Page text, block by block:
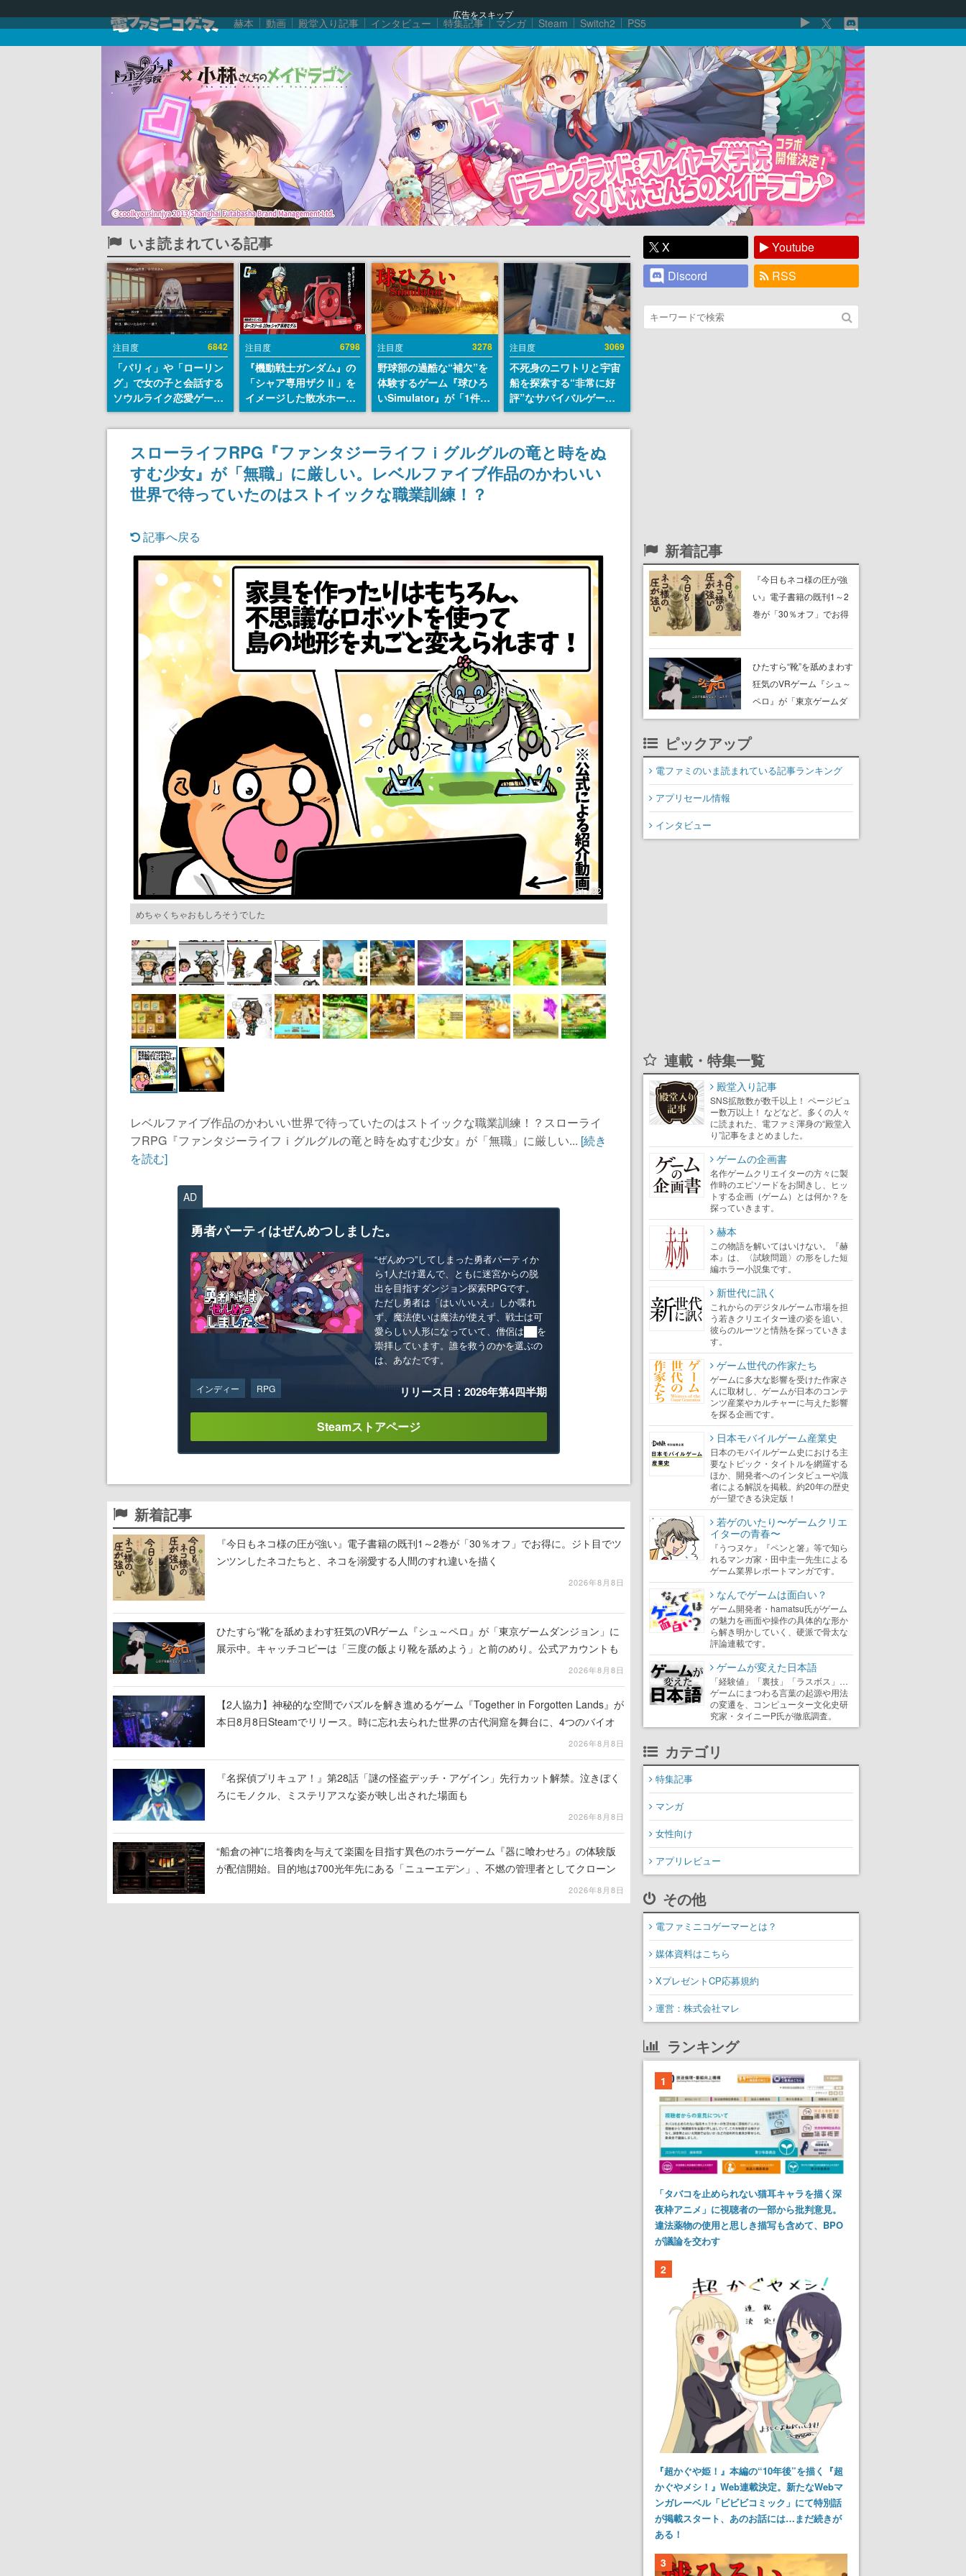
広告をスキップ
赫本 動画 殿堂入り記事 インタビュー 特集記事 マンガ Steam Switch2 PS5
いま読まれている記事
注目度 6842
「パリィ」や「ローリン
グ」で女の子と会話する
ソウルライク恋愛ゲーム
『小早川さんはソウルラ
イク』無料公開。返事に
失敗すると「YOU
DIED」
注目度 6798
『機動戦士ガンダム』の
「シャア専用ザクⅡ」を
イメージした散水ホース
リールが予約開始。本体
にはシャアのパーソナル
マークやジオン公国軍の
エンブレム、型式番号な
どを配置
注目度 3278
野球部の過酷な“補欠”を
体験するゲーム『球ひろ
いSimulator』が「1件」
のウィッシュリストをも
とにチェコ語に対応し
SNSで話題に。『キング
ダム・カム』開発元やチ
ェコのプロ野球選手から
称賛の声
注目度 3069
不死身のニワトリと宇宙
船を探索する“非常に好
評”なサバイバルゲーム
『Breathedge』が無料
で配布中。入手できる期
間は8月10日まで
スローライフRPG『ファンタジーライフｉグルグルの竜と時をぬ
すむ少女』が「無職」に厳しい。レベルファイブ作品のかわいい
世界で待っていたのはストイックな職業訓練！？
記事へ戻る
21 / 22
めちゃくちゃおもしろそうでした
レベルファイブ作品のかわいい世界で待っていたのはストイックな職業訓練！？スローライ
フRPG『ファンタジーライフｉグルグルの竜と時をぬすむ少女』が「無職」に厳しい... [続き
を読む]
AD
勇者パーティはぜんめつしました。
“ぜんめつ”してしまった勇者パーティか
ら1人だけ選んで、ともに迷宮からの脱
出を目指すダンジョン探索RPGです。
ただし勇者は「はい/いいえ」しか喋れ
ず、魔法使いは魔法が使えず、戦士は可
愛らしい人形になっていて、僧侶は██を
崇拝しています。誰を救うのかを選ぶの
は、あなたです。
インディー RPG リリース日：2026年第4四半期
Steamストアページ
新着記事
『今日もネコ様の圧が強い』電子書籍の既刊1～2巻が「30％オフ」でお得に。ジト目でツ
ンツンしたネコたちと、ネコを溺愛する人間のすれ違いを描く
2026年8月8日
ひたすら“靴”を舐めまわす狂気のVRゲーム『シュ～ペロ』が「東京ゲームダンジョン」に
展示中。キャッチコピーは「三度の飯より靴を舐めよう」と前のめり。公式アカウントも
2026年8月8日
【2人協力】神秘的な空間でパズルを解き進めるゲーム『Together in Forgotten Lands』が
本日8月8日Steamでリリース。時に忘れ去られた世界の古代洞窟を舞台に、4つのバイオ
2026年8月8日
『名探偵プリキュア！』第28話「謎の怪盗デッチ・アゲイン」先行カット解禁。泣きぼく
ろにモノクル、ミステリアスな姿が映し出された場面も
2026年8月8日
“船倉の神”に培養肉を与えて楽園を目指す異色のホラーゲーム『器に喰わせろ』の体験版
が配信開始。目的地は700光年先にある「ニューエデン」、不燃の管理者としてクローン
2026年8月8日
X
Youtube
Discord
RSS
新着記事
『今日もネコ様の圧が強
い』電子書籍の既刊1～2
巻が「30％オフ」でお得
たネコたちと、ネコを溺
愛する人間のすれ違いを
描く
ひたすら“靴”を舐めまわす
狂気のVRゲーム『シュ～
ペロ』が「東京ゲームダ
ンジョン」に展示中。キ
前のめり。公式アカウン
トも開設され、2026年リ
ピックアップ
電ファミのいま読まれている記事ランキング
アプリセール情報
インタビュー
連載・特集一覧
殿堂入り記事
SNS拡散数が数千以上！ ページビュ
ー数万以上！ などなど。多くの人々
に読まれた、電ファミ渾身の“殿堂入
り”記事をまとめました。
ゲームの企画書
名作ゲームクリエイターの方々に製
作時のエピソードをお聞きし、ヒッ
トする企画（ゲーム）とは何か？を
探っていきます。
赫本
この物語を解いてはいけない。『赫
本』は、〈試験問題〉の形をした短
編ホラー小説集です。
新世代に訊く
これからのデジタルゲーム市場を担
う若きクリエイター達の姿を追い、
彼らのルーツと情熱を探っていきま
す。
ゲーム世代の作家たち
ゲームに多大な影響を受けた作家さ
んに取材し、ゲームが日本のコンテ
ンツ産業やカルチャーに与えた影響
を探る企画です。
日本モバイルゲーム産業史
日本のモバイルゲーム史における主
要なトピック・タイトルを網羅する
ほか、開発者へのインタビューや識
者による解説を掲載。約20年の歴史
が一望できる決定版！
若ゲのいたり〜ゲームクリエ
イターの青春〜
『うつヌケ』『ペンと箸』等で知ら
れるマンガ家・田中圭一先生による
ゲーム業界レポートマンガです。
なんでゲームは面白い？
ゲーム開発者・hamatsu氏がゲーム
の魅力を画面や操作の具体的な形か
ら解き明かしていく、硬派で骨太な
評論連載です。
ゲームが変えた日本語
「経験値」「裏技」「ラスボス」…
ゲームにまつわる言葉の起源や用法
の変遷を、コンピューター文化史研
究家・タイニーP氏が徹底調査。
カテゴリ
特集記事
マンガ
女性向け
アプリレビュー
その他
電ファミニコゲーマーとは？
媒体資料はこちら
XプレゼントCP応募規約
運営：株式会社マレ
ランキング
1
「タバコを止められない猫耳キャラを描く深
夜枠アニメ」に視聴者の一部から批判意見。
違法薬物の使用と思しき描写も含めて、BPO
が議論を交わす
2
『超かぐや姫！』本編の“10年後”を描く『超
かぐやメシ！』Web連載決定。新たなWebマ
ンガレーベル「ビビビコミック」にて特別話
が掲載スタート、あのお話には…まだ続きが
ある！
3